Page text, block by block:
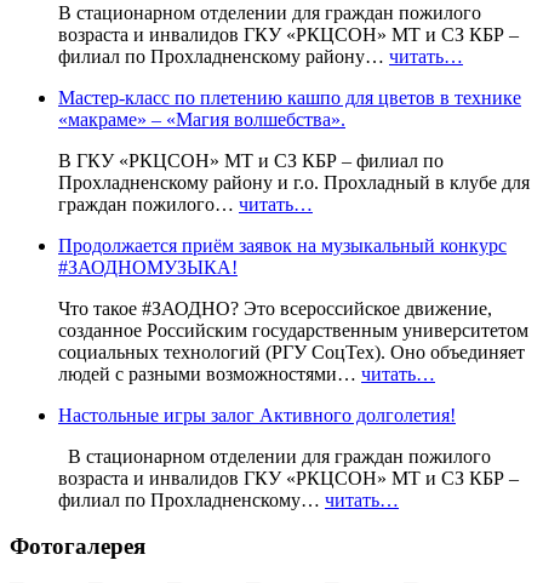
В стационарном отделении для граждан пожилого
возраста и инвалидов ГКУ «РКЦСОН» МТ и СЗ КБР –
филиал по Прохладненскому району… читать…
Мастер-класс по плетению кашпо для цветов в технике
«макраме» – «Магия волшебства».
В ГКУ «РКЦСОН» МТ и СЗ КБР – филиал по
Прохладненскому району и г.о. Прохладный в клубе для
граждан пожилого… читать…
Продолжается приём заявок на музыкальный конкурс
#ЗАОДНОМУЗЫКА!
Что такое #ЗАОДНО? Это всероссийское движение,
созданное Российским государственным университетом
социальных технологий (РГУ СоцТех). Оно объединяет
людей с разными возможностями… читать…
Настольные игры залог Активного долголетия!
В стационарном отделении для граждан пожилого
возраста и инвалидов ГКУ «РКЦСОН» МТ и СЗ КБР –
филиал по Прохладненскому… читать…
Фотогалерея